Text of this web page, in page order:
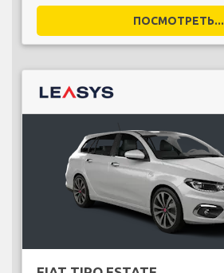
ПОСМОТРЕТЬ...